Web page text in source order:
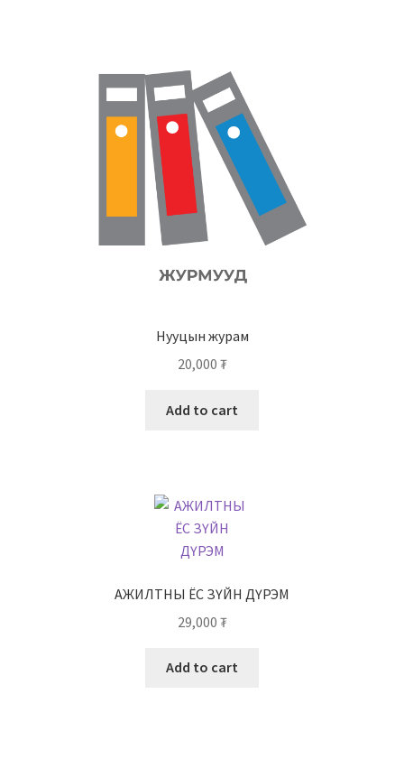
Шүүхэд нэхэмжлэл гаргах загварууд
Эрсдэлийн удирдлага
Нууцын журам
20,000 ₮
Add to cart
АЖИЛТНЫ ЁС ЗҮЙН ДҮРЭМ
29,000 ₮
Add to cart